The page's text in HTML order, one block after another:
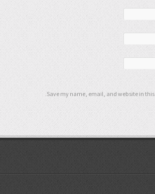
Save my name, email, and website in